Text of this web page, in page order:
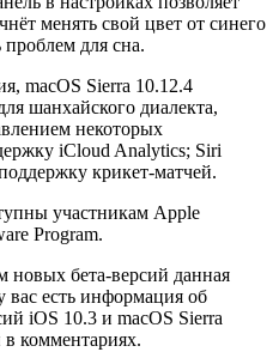
менять свой цвет от синего
проблем для сна.
macOS Sierra 10.12.4
шанхайского диалекта,
некоторых
iCloud Analytics; Siri
крикет-матчей.
участникам Apple
Program.
новых бета-версий данная
вас есть информация об
iOS 10.3 и macOS Sierra
в комментариях.